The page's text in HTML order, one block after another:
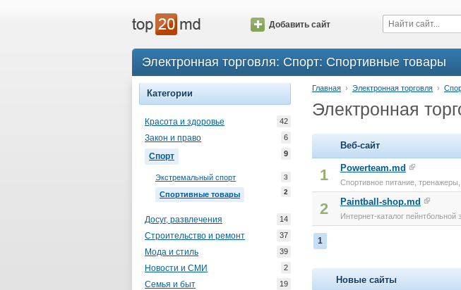
Добавить сайт
Электронная торговля: Спорт: Спортивные товары
Категории
Красота и здоровье 42
Закон и право 6
Спорт 9
Экстремальный спорт 3
Спортивные товары 2
Досуг, развлечения 14
Строительство и ремонт 37
Мода и стиль 39
Новости и СМИ 2
Семья и быт 19
Главная › Электронная торговля ›
Электронная
Веб-сайт
1 Powerteam.md
Спортивное питание, тренажеры,
2 Paintball-shop.md
Интернет-каталог пейнтбольной
1
Новые сайты